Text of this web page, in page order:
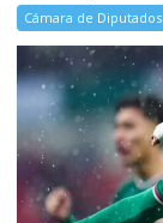
Cámara de Diputados